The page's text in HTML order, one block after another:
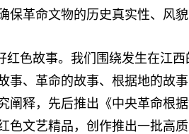
保革命文物的历史真实性、风貌
红色故事。我们围绕发生在江
事、革命的故事、根据地的故
阐释，先后推出《中央革命根
色文艺精品，创作推出一批高